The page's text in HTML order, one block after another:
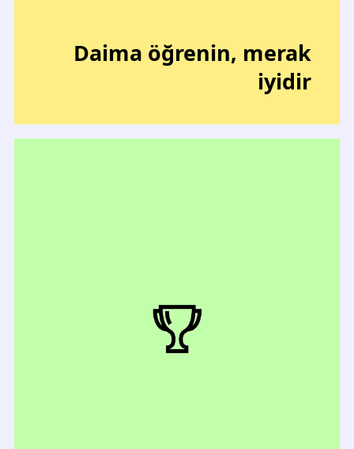
Daima öğrenin, merak
iyidir